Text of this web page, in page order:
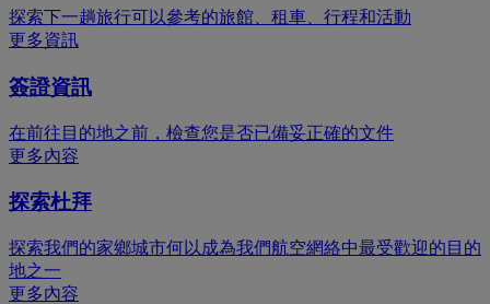
探索下一趟旅行可以參考的旅館、租車、行程和活動
更多資訊
簽證資訊
在前往目的地之前，檢查您是否已備妥正確的文件
更多內容
探索杜拜
探索我們的家鄉城市何以成為我們航空網絡中最受歡迎的目的
地之一
更多內容